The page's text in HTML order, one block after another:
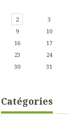
2
3
9
10
16
17
23
24
30
31
Catégories